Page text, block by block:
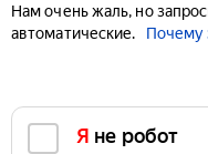
Нам очень жаль, но
автоматические.
Почему
Я не робот